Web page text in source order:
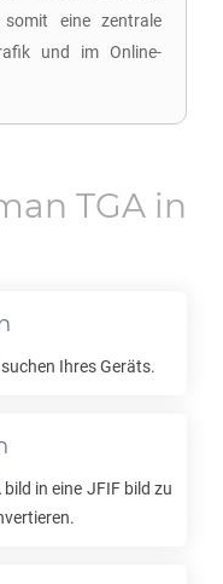
eine zentrale
und im Online-
TGA in
Ihres Geräts.
bild in eine JFIFbild zu